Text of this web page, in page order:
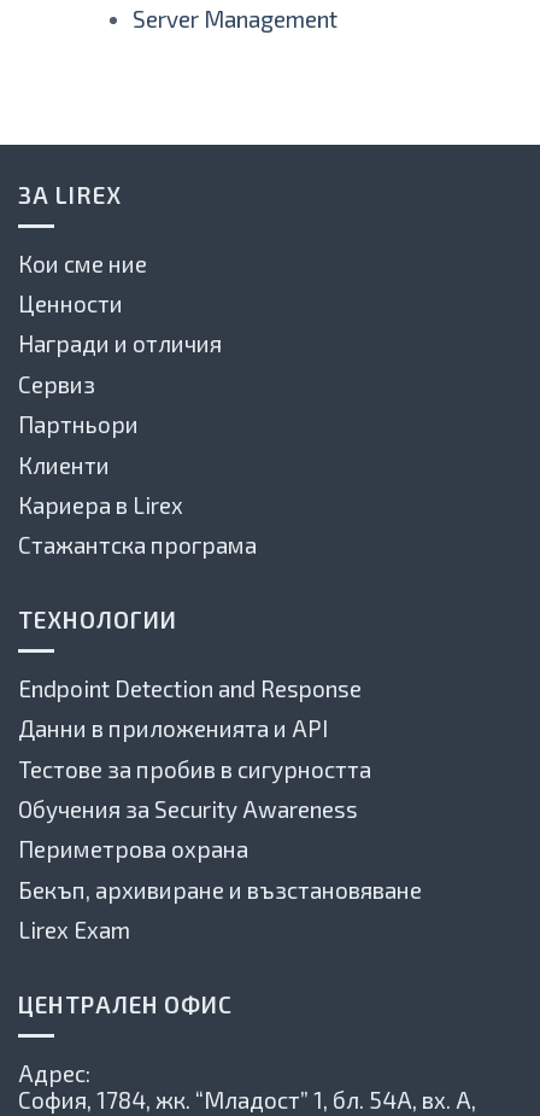
Server Management
ЗА LIREX
Кои сме ние
Ценности
Награди и отличия
Сервиз
Партньори
Клиенти
Кариера в Lirex
Стажантска програма
ТЕХНОЛОГИИ
Endpoint Detection and Response
Данни в приложенията и API
Тестове за пробив в сигурността
Обучения за Security Awareness
Периметрова охрана
Бекъп, архивиране и възстановяване
Lirex Exam
ЦЕНТРАЛЕН ОФИС
Адрес:
София, 1784, жк. “Младост” 1, бл. 54А, вх. А,